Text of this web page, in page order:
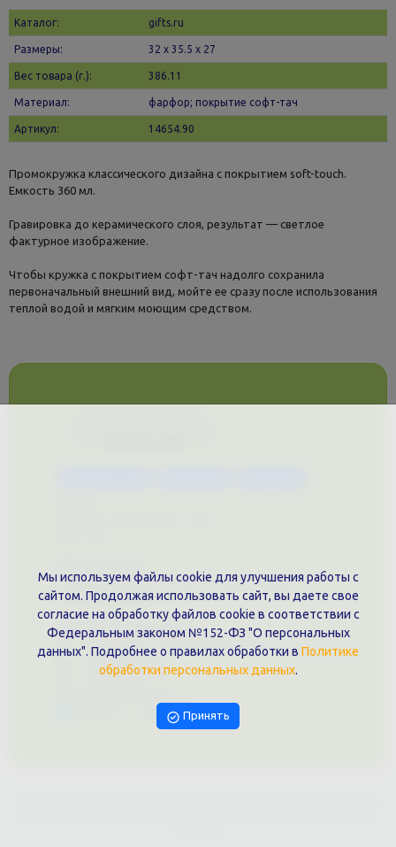
Каталог: gifts.ru
Размеры: 32 х 35.5 x 27
Вес товара (г.): 386.11
Материал: фарфор; покрытие софт-тач
Артикул: 14654.90
Промокружка классического дизайна с покрытием soft-touch.
Емкость 360 мл.
Гравировка до керамического слоя, результат — светлое
фактурное изображение.
Чтобы кружка с покрытием софт-тач надолго сохранила
первоначальный внешний вид, мойте ее сразу после использования
теплой водой и мягким моющим средством.
Политика обработки персональных данных
Публичная оферта
Контакты филиала
г. Краснодар, ул. Шоссе Нефтяников, 28, оф. 51
+7 (861)202-09-02
+7 (909)466-00-16
Написать в Telegram
Мы используем файлы cookie для улучшения работы с
сайтом. Продолжая использовать сайт, вы даете свое
согласие на обработку файлов cookie в соответствии с
Федеральным законом №152-ФЗ "О персональных
данных". Подробнее о правилах обработки в Политике
обработки персональных данных.
Принять